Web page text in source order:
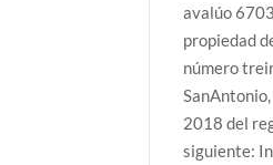
avalúo
propiedad
número
2018 del
siguiente: